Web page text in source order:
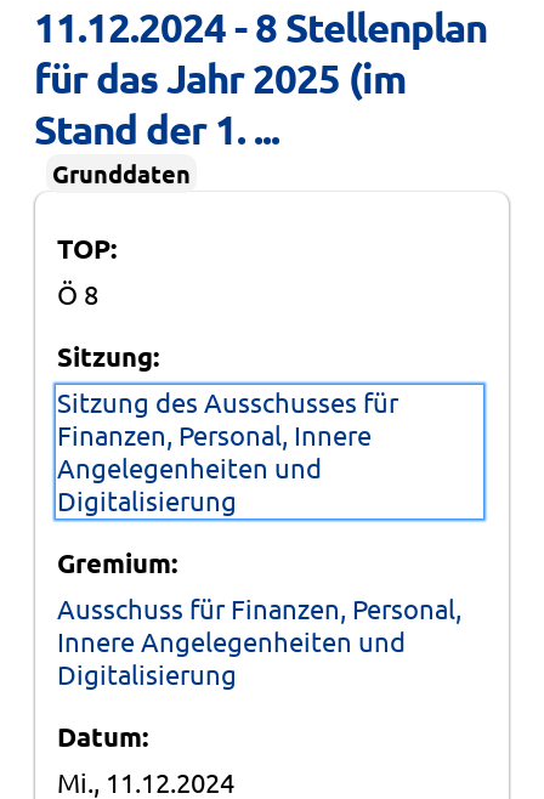
11.12.2024 - 8 Stellenplan
für das Jahr 2025 (im
Stand der 1. ...
Grunddaten
TOP:
Ö 8
Sitzung:
Sitzung des Ausschusses für
Finanzen, Personal, Innere
Angelegenheiten und
Digitalisierung
Gremium:
Ausschuss für Finanzen, Personal,
Innere Angelegenheiten und
Digitalisierung
Datum:
Mi., 11.12.2024